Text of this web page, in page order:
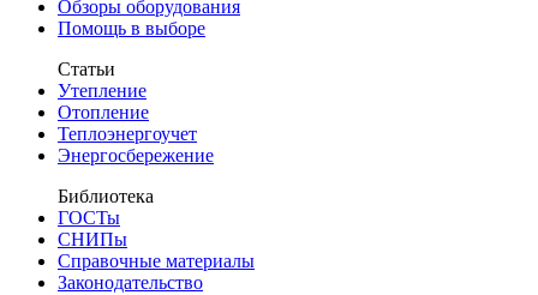
Обзоры оборудования
Помощь в выборе
Статьи
Утепление
Отопление
Теплоэнергоучет
Энергосбережение
Библиотека
ГОСТы
СНИПы
Справочные материалы
Законодательство